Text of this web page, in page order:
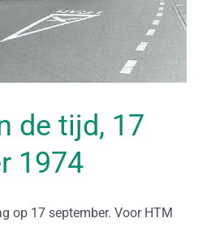
de tijd, 17
1974
op 17 september. Voor HTM